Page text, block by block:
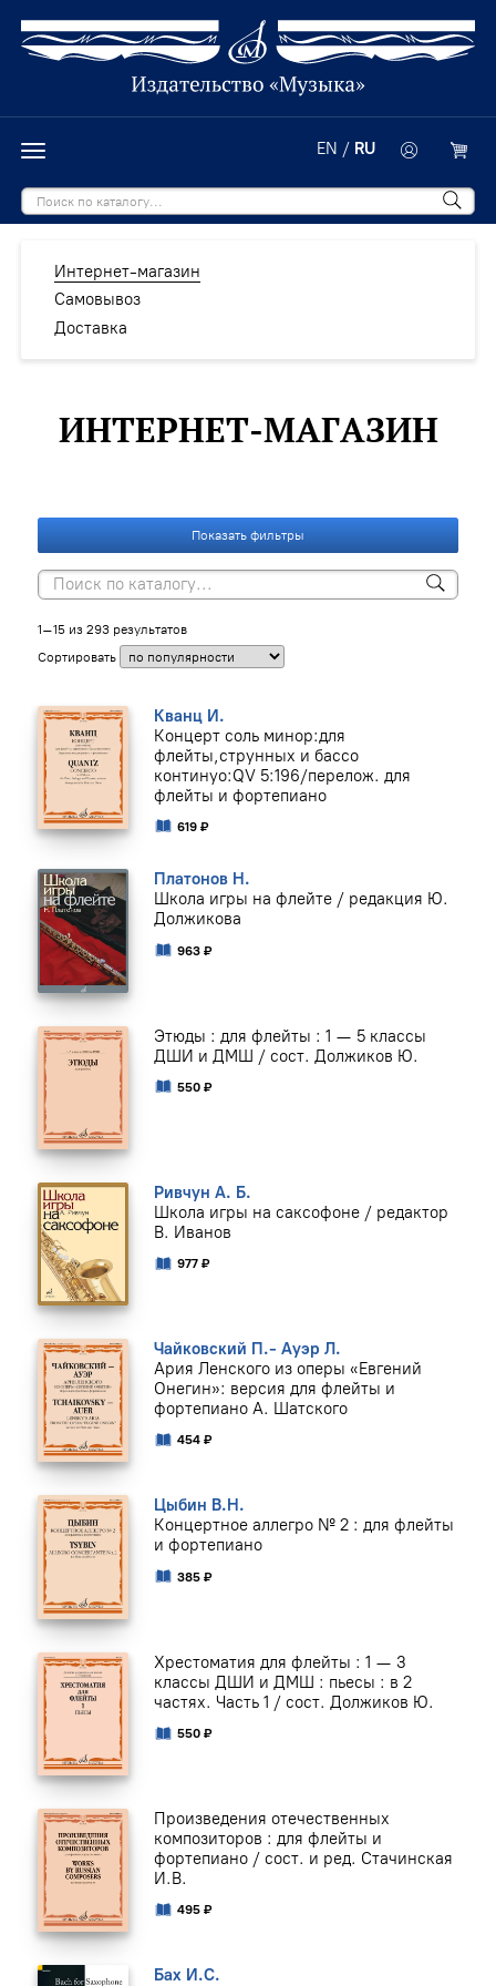
EN / RU
Интернет-магазин
Самовывоз
Доставка
ИНТЕРНЕТ-МАГАЗИН
Показать фильтры
1–15 из 293 результатов
Сортировать
Кванц И.
Концерт соль минор:для
флейты,струнных и бассо
континуо:QV 5:196/перелож. для
флейты и фортепиано
619 ₽
Платонов Н.
Школа игры на флейте / редакция Ю.
Должикова
963 ₽
Этюды : для флейты : 1 — 5 классы
ДШИ и ДМШ / сост. Должиков Ю.
550 ₽
Ривчун А. Б.
Школа игры на саксофоне / редактор
В. Иванов
977 ₽
Чайковский П.- Ауэр Л.
Ария Ленского из оперы «Евгений
Онегин»: версия для флейты и
фортепиано А. Шатского
454 ₽
Цыбин В.Н.
Концертное аллегро № 2 : для флейты
и фортепиано
385 ₽
Хрестоматия для флейты : 1 — 3
классы ДШИ и ДМШ : пьесы : в 2
частях. Часть 1 / сост. Должиков Ю.
550 ₽
Произведения отечественных
композиторов : для флейты и
фортепиано / сост. и ред. Стачинская
И.В.
495 ₽
Бах И.С.